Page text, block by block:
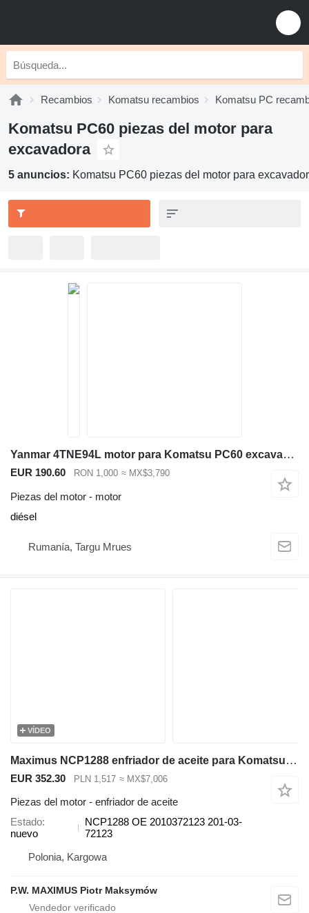
Recambios Komatsu recambios Komatsu PC
Komatsu PC60 piezas del motor para
excavadora
5 anuncios: Komatsu PC60 piezas del motor para
Yanmar 4TNE94L motor para Komatsu PC60 excavadora
EUR 190.60 RON 1,000 ≈ MX$3,790
Piezas del motor - motor
diésel
Rumanía, Targu Mrues
VÍDEO
Maximus NCP1288 enfriador de aceite para Komatsu PC60, PC57 miniexcavadora
EUR 352.30 PLN 1,517 ≈ MX$7,006
Piezas del motor - enfriador de aceite
Estado
nuevo
NCP1288 OE 2010372123 201-03-
72123
Polonia, Kargowa
P.W. MAXIMUS Piotr Maksymów